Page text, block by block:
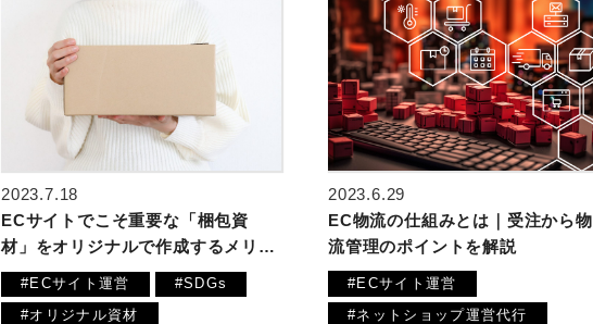
2023.7.18
ECサイトでこそ重要な「梱包資
材」をオリジナルで作成するメリ…
#ECサイト運営
#SDGs
#オリジナル資材
2023.6.29
EC物流の仕組みとは｜受注から物
流管理のポイントを解説
#ECサイト運営
#ネットショップ運営代行